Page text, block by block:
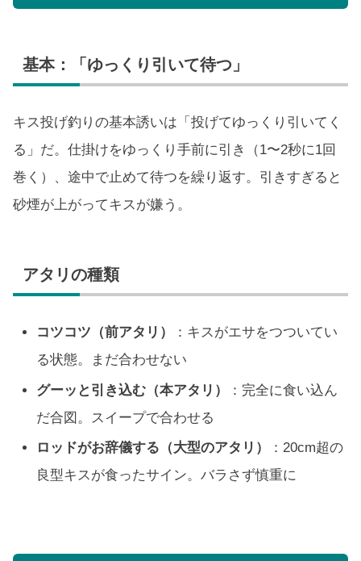
基本：「ゆっくり引いて待つ」
キス投げ釣りの基本誘いは「投げてゆっくり引いてく
る」だ。仕掛けをゆっくり手前に引き（1〜2秒に1回
巻く）、途中で止めて待つを繰り返す。引きすぎると
砂煙が上がってキスが嫌う。
アタリの種類
コツコツ（前アタリ）
：キスがエサをつついてい
る状態。まだ合わせない
グーッと引き込む（本アタリ）
：完全に食い込ん
だ合図。スイープで合わせる
ロッドがお辞儀する（大型のアタリ）
：20cm超の
良型キスが食ったサイン。バラさず慎重に